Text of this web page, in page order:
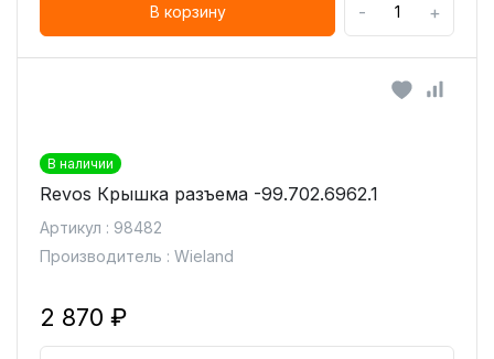
В корзину - +
В наличии
Revos Крышка разъема -99.702.6962.1
Артикул : 98482
Производитель : Wieland
2 870 ₽